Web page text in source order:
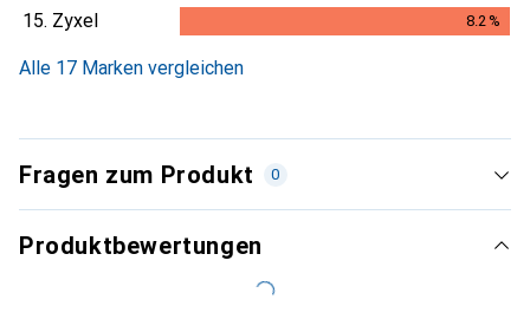
7.7%
15. Zyxel 8.2 %
Alle 17 Marken vergleichen
Fragen zum Produkt 0
Produktbewertungen